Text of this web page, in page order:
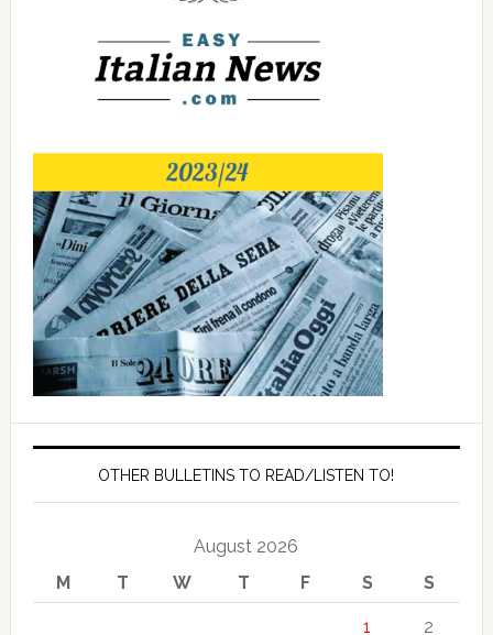
OTHER BULLETINS TO READ/LISTEN TO!
August 2026
M
T W T F S S
1 2